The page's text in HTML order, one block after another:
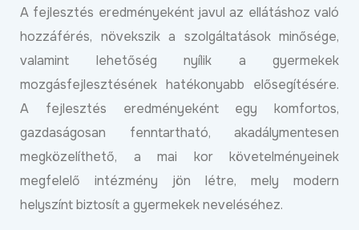
A fejlesztés eredményeként javul az ellátáshoz való
hozzáférés, növekszik a szolgáltatások minősége,
valamint lehetőség nyílik a gyermekek
mozgásfejlesztésének hatékonyabb elősegítésére.
A fejlesztés eredményeként egy komfortos,
gazdaságosan fenntartható, akadálymentesen
megközelíthető, a mai kor követelményeinek
megfelelő intézmény jön létre, mely modern
helyszínt biztosít a gyermekek neveléséhez.